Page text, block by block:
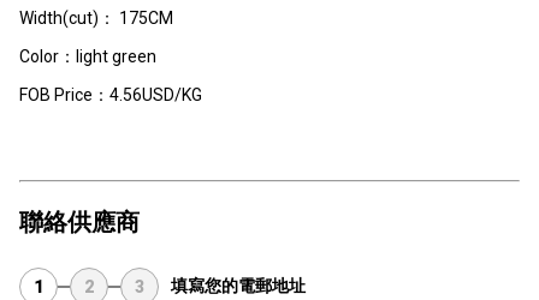
Width(cut)： 175CM
Color：light green
FOB Price：4.56USD/KG
聯絡供應商
1 2 3 填寫您的電郵地址